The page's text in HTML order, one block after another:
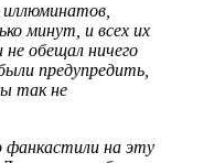
минут, и всех их
не обещал ничего
предупредить,
так не
фанкастили на эту